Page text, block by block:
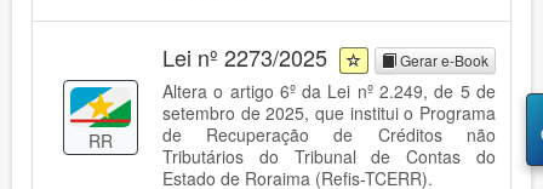
RR
Lei nº 2273/2025 Gerar e-Book
Altera o artigo 6º da Lei nº 2.249, de 5 de
setembro de 2025, que institui o Programa
de Recuperação de Créditos não
Tributários do Tribunal de Contas do
Estado de Roraima (Refis-TCERR).